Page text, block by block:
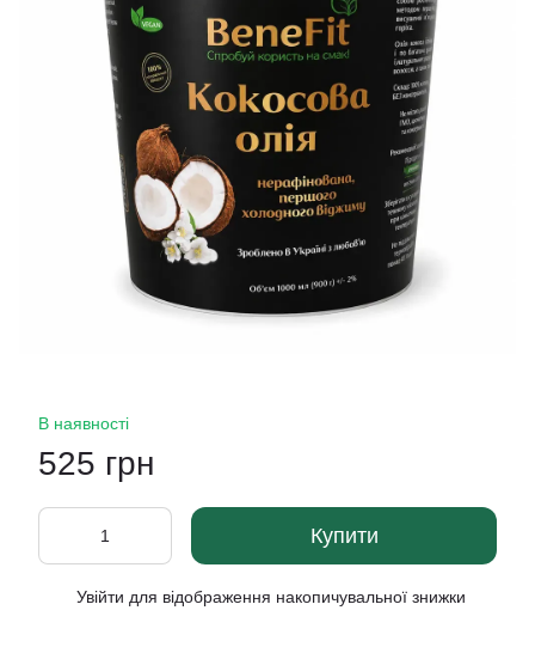
В наявності
525 грн
Купити
Увійти для відображення накопичувальної знижки